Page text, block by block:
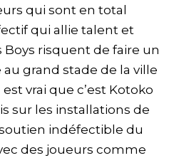
qui sont en total
qui allie talent et
Boys risquent de faire un
grand stade de la ville
vrai que c’est Kotoko
sur les installations de
indéfectible du
des joueurs comme